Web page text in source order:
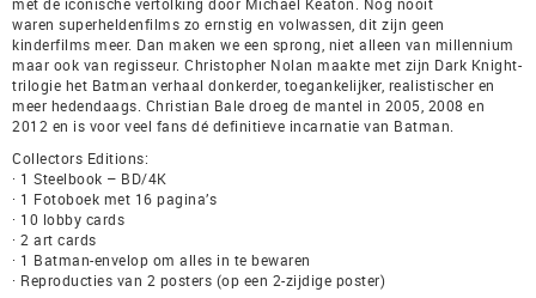
met de iconische vertolking door Michael Keaton. Nog nooit
waren superheldenfilms zo ernstig en volwassen, dit zijn geen
kinderfilms meer. Dan maken we een sprong, niet alleen van millennium
maar ook van regisseur. Christopher Nolan maakte met zijn Dark Knight-
trilogie het Batman verhaal donkerder, toegankelijker, realistischer en
meer hedendaags. Christian Bale droeg de mantel in 2005, 2008 en
2012 en is voor veel fans dé definitieve incarnatie van Batman.
Collectors Editions:
· 1 Steelbook – BD/4K
· 1 Fotoboek met 16 pagina’s
· 10 lobby cards
· 2 art cards
· 1 Batman-envelop om alles in te bewaren
· Reproducties van 2 posters (op een 2-zijdige poster)